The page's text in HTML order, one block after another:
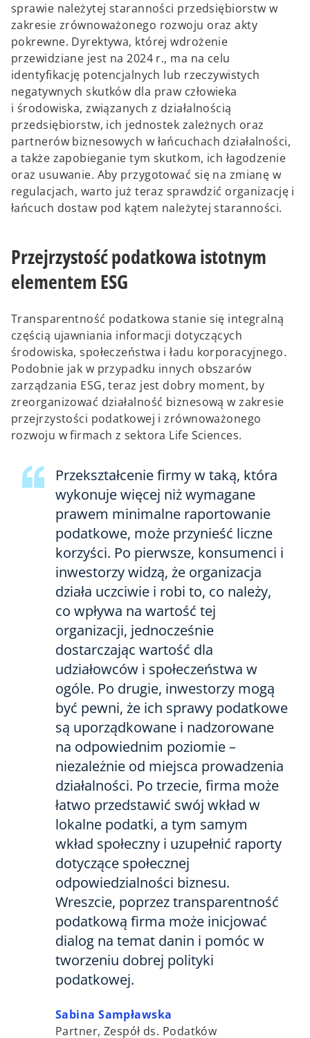
sprawie należytej staranności przedsiębiorstw w
zakresie zrównoważonego rozwoju oraz akty
pokrewne. Dyrektywa, której wdrożenie
przewidziane jest na 2024 r., ma na celu
identyfikację potencjalnych lub rzeczywistych
negatywnych skutków dla praw człowieka
i środowiska, związanych z działalnością
przedsiębiorstw, ich jednostek zależnych oraz
partnerów biznesowych w łańcuchach działalności,
a także zapobieganie tym skutkom, ich łagodzenie
oraz usuwanie. Aby przygotować się na zmianę w
regulacjach, warto już teraz sprawdzić organizację i
łańcuch dostaw pod kątem należytej staranności.
Przejrzystość podatkowa istotnym
elementem ESG
Transparentność podatkowa stanie się integralną
częścią ujawniania informacji dotyczących
środowiska, społeczeństwa i ładu korporacyjnego.
Podobnie jak w przypadku innych obszarów
zarządzania ESG, teraz jest dobry moment, by
zreorganizować działalność biznesową w zakresie
przejrzystości podatkowej i zrównoważonego
rozwoju w firmach z sektora Life Sciences.
Przekształcenie firmy w taką, która
wykonuje więcej niż wymagane
prawem minimalne raportowanie
podatkowe, może przynieść liczne
korzyści. Po pierwsze, konsumenci i
inwestorzy widzą, że organizacja
działa uczciwie i robi to, co należy,
co wpływa na wartość tej
organizacji, jednocześnie
dostarczając wartość dla
udziałowców i społeczeństwa w
ogóle. Po drugie, inwestorzy mogą
być pewni, że ich sprawy podatkowe
są uporządkowane i nadzorowane
na odpowiednim poziomie –
niezależnie od miejsca prowadzenia
działalności. Po trzecie, firma może
łatwo przedstawić swój wkład w
lokalne podatki, a tym samym
wkład społeczny i uzupełnić raporty
dotyczące społecznej
odpowiedzialności biznesu.
Wreszcie, poprzez transparentność
podatkową firma może inicjować
dialog na temat danin i pomóc w
tworzeniu dobrej polityki
podatkowej.
Sabina Sampławska
Partner, Zespół ds. Podatków